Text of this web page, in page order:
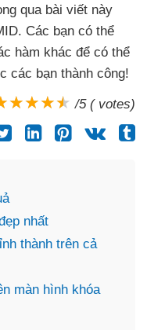
qua bài viết này
. Các bạn có thể
hàm khác để có thể
các bạn thành công!
/5 ( votes)
nhất
thành trên cả
màn hình khóa